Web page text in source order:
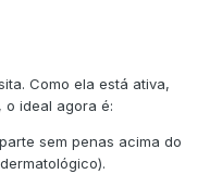
Como ela está ativa,
ideal agora é:
sem penas acima do